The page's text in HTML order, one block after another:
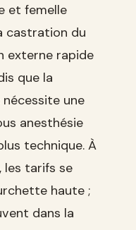
et femelle
castration du
externe rapide
que la
une
anesthésie
technique. À
les tarifs se
haute ;
dans la